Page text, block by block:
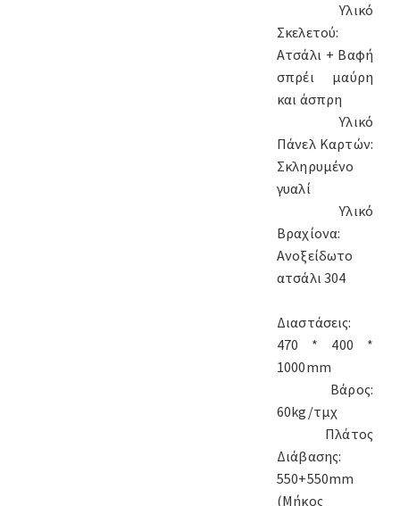
Υλικό
Σκελετού:
Ατσάλι + Βαφή
σπρέι μαύρη
και άσπρη
Υλικό
Πάνελ Καρτών:
Σκληρυμένο
γυαλί
Υλικό
Βραχίονα:
Ανοξείδωτο
ατσάλι 304
Διαστάσεις:
470 * 400 *
1000mm
Βάρος:
60kg/τμχ
Πλάτος
Διάβασης:
550+550mm
(Μήκος